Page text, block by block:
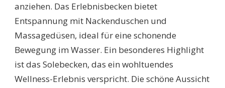
anziehen. Das Erlebnisbecken bietet
Entspannung mit Nackenduschen und
Massagedüsen, ideal für eine schonende
Bewegung im Wasser. Ein besonderes Highlight
ist das Solebecken, das ein wohltuendes
Wellness-Erlebnis verspricht. Die schöne Aussicht